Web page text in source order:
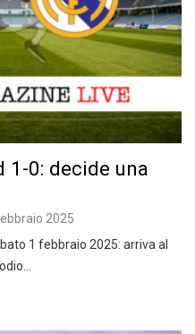
1-0: decide una
2025
1 febbraio 2025: arriva al